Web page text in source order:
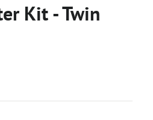
Kit - Twin